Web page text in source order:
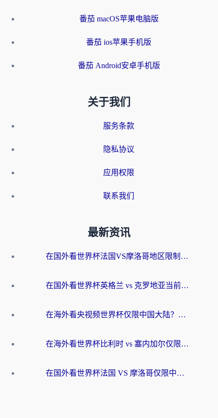
番茄 macOS苹果电脑版
番茄 ios苹果手机版
番茄 Android安卓手机版
关于我们
服务条款
隐私协议
应用权限
联系我们
最新资讯
在国外看世界杯法国VS摩洛哥地区限制？这篇指南让你流畅看中文解说无压力
在国外看世界杯英格兰 vs 克罗地亚当前地区不可播放？这篇指南帮你搞定所有海外观赛难题
在海外看央视频世界杯仅限中国大陆？这篇指南帮你解锁中文解说+无卡顿直播
在海外看世界杯比利时 vs 塞内加尔仅限中国大陆？我找到了最流畅的中文解说之路
在国外看世界杯法国 VS 摩洛哥仅限中国大陆？海外党这样看中文解说赛事不卡顿